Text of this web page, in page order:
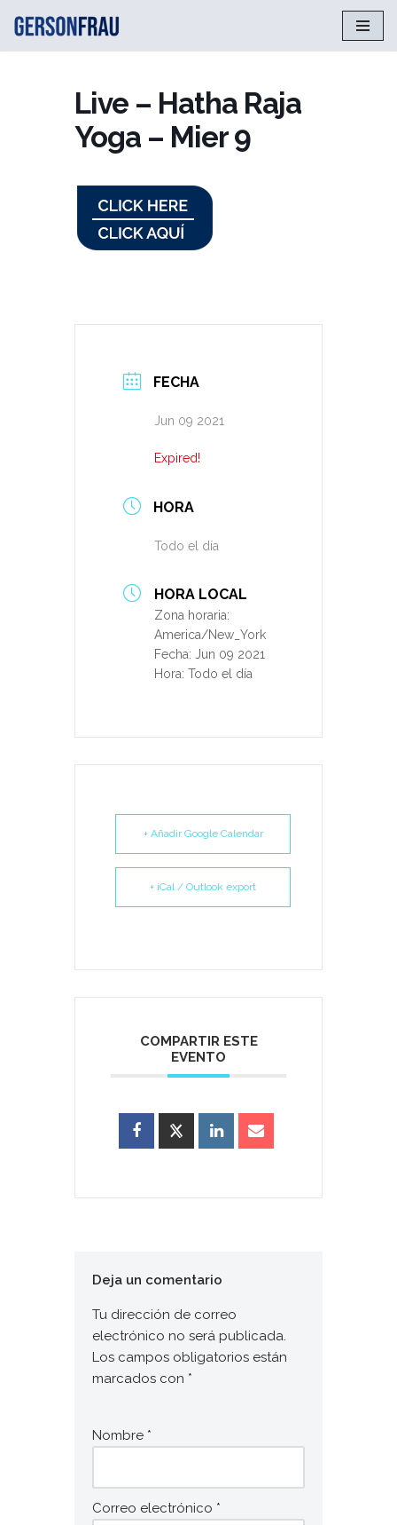
Saltar
contenidoLive – Hatha Raja
Yoga – Mier 9
FECHA
Jun 09 2021
Expired!
HORA
Todo el día
HORA LOCAL
Zona horaria:
America/New_York
Fecha: Jun 09 2021
Hora: Todo el día
+ Añadir Google Calendar
+ iCal / Outlook export
COMPARTIR ESTE
EVENTO
Deja un comentario
Tu dirección de correo
electrónico no será publicada.
Los campos obligatorios están
marcados con *
Nombre *
Correo electrónico *